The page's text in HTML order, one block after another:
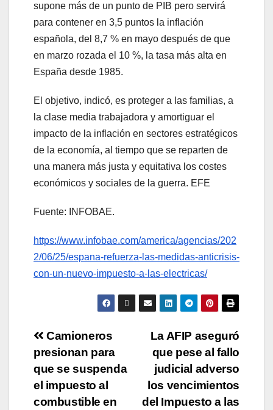
supone más de un punto de PIB pero servirá
para contener en 3,5 puntos la inflación
española, del 8,7 % en mayo después de que
en marzo rozada el 10 %, la tasa más alta en
España desde 1985.
El objetivo, indicó, es proteger a las familias, a
la clase media trabajadora y amortiguar el
impacto de la inflación en sectores estratégicos
de la economía, al tiempo que se reparten de
una manera más justa y equitativa los costes
económicos y sociales de la guerra. EFE
Fuente: INFOBAE.
https://www.infobae.com/america/agencias/202
2/06/25/espana-refuerza-las-medidas-anticrisis-
con-un-nuevo-impuesto-a-las-electricas/
La AFIP aseguró
que pese al fallo
judicial adverso
los vencimientos
del Impuesto a las
Camioneros
presionan para
que se suspenda
el impuesto al
combustible en